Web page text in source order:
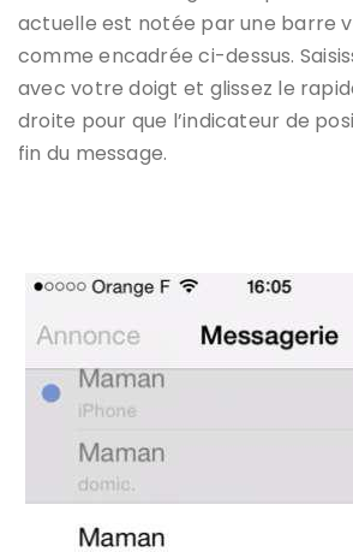
actuelle est notée par une barre
comme encadrée ci-dessus.
avec votre doigt et glissez le
droite pour que l’indicateur de
fin du message.